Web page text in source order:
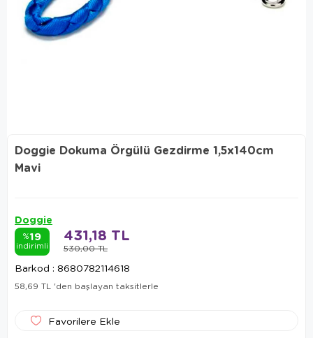
Doggie Dokuma Örgülü Gezdirme 1,5x140cm
Mavi
Doggie
%19
indirimli 530,00 TL
431,18 TL
Barkod : 8680782114618
58,69 TL 'den başlayan taksitlerle
Favorilere Ekle